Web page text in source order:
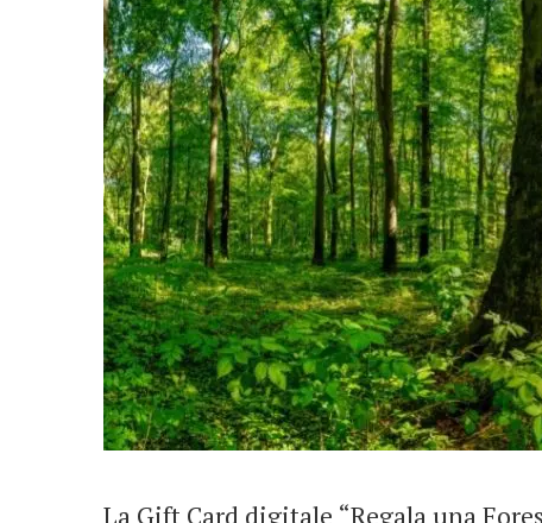
La Gift Card digitale “Regala una